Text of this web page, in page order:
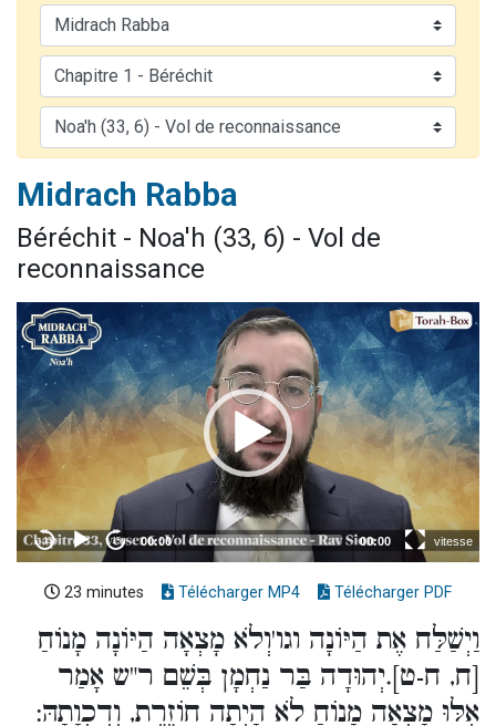
Il reste 49 places pour étudier en groupe sur Zoom
12 nouvelles musiques dans Torah-Box Music
3 personnes viennent de nous rejoindre sur WhatsApp
2 personnes viennent de nous rejoindre sur WhatsApp
2 personnes viennent de nous rejoindre sur WhatsApp
Midrach Rabba
Béréchit - Noa'h (33, 6) - Vol de
reconnaissance
23 minutes Télécharger MP4 Télécharger PDF
וַיְשַׁלַּח אֶת הַיּוֹנָה וגו'וְלֹא מָצְאָה הַיּוֹנָה מָנוֹחַ
[ח, ח-ט].יְהוּדָה בַּר נַחְמָן בְּשֵׁם ר"ש אָמַר
אִלּוּ מָצְאָה מָנוֹחַ לֹא הָיְתָה חוֹזֶרֶת, וְדִכְוָתָהּ: